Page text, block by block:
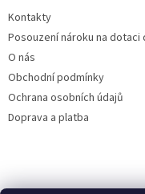
Kontakty
Posouzení nároku na dotaci
O nás
Obchodní podmínky
Ochrana osobních údajů
Doprava a platba